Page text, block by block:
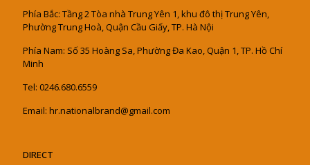
Phía Bắc: Tầng 2 Tòa nhà Trung Yên 1, khu đô thị Trung Yên,
Phường Trung Hoà, Quận Cầu Giấy, TP. Hà Nội
Phía Nam: Số 35 Hoàng Sa, Phường Đa Kao, Quận 1, TP. Hồ Chí
Minh
Tel: 0246.680.6559
Email: hr.nationalbrand@gmail.com
DIRECT